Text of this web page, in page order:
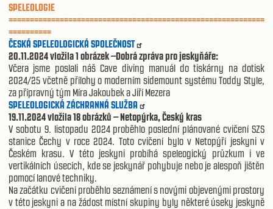
SPELEOLOGIE
============================================================
==========
ČESKÁ SPELEOLOGICKÁ SPOLEČNOST
20.11.2024 vložila 1 obrázek –Dobrá zpráva pro jeskyňáře:
Včera jsme poslali náš Cave diving manuál do tiskárny na dotisk
2024/25 včetně přílohy o moderním sidemount systému Toddy Style,
za přípravný tým Míra Jakoubek a Jiří Mezera
SPELEOLOGICKÁ ZÁCHRANNÁ SLUŽBA
19.11.2024 vložila 18 obrázků – Netopýrka, Český kras
V sobotu 9. listopadu 2024 proběhlo poslední plánované cvičení SZS
stanice Čechy v roce 2024. Toto cvičení bylo v Netopýří jeskyni v
Českém krasu. V této jeskyni probíhá speleogický průzkum i ve
vertikálních úsecích, kde se jeskynář pohybuje nebo je alespoň jištěn
pomocí lanové techniky.
Na začátku cvičení proběhlo seznámení s novými objevenými prostory
v této jeskyni a na žádost místní skupiny byly některé úseky jeskyně